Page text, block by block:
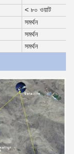
< ৮০ ওয়াট
সমর্থন
সমর্থন
সমর্থন